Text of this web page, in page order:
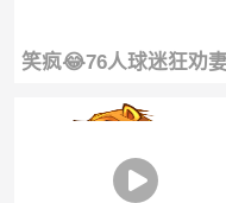
笑疯😂76人球迷狂劝
给孩子起名勒布朗·詹
斯！